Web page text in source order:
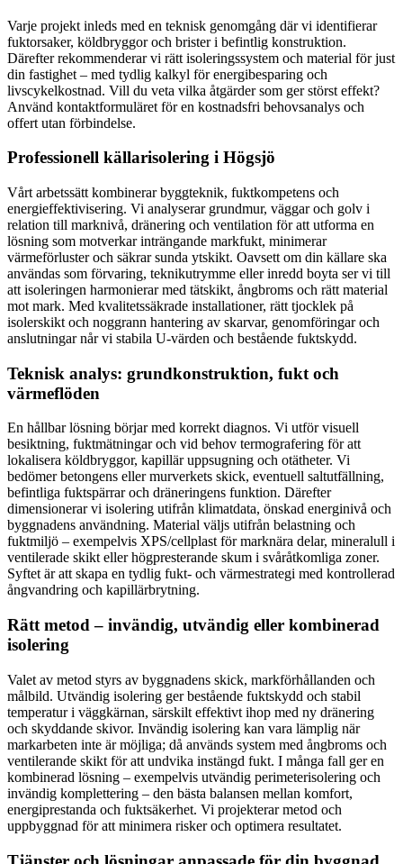
Varje projekt inleds med en teknisk genomgång där vi identifierar
fuktorsaker, köldbryggor och brister i befintlig konstruktion.
Därefter rekommenderar vi rätt isoleringssystem och material för just
din fastighet – med tydlig kalkyl för energibesparing och
livscykelkostnad. Vill du veta vilka åtgärder som ger störst effekt?
Använd kontaktformuläret för en kostnadsfri behovsanalys och
offert utan förbindelse.
Professionell källarisolering i Högsjö
Vårt arbetssätt kombinerar byggteknik, fuktkompetens och
energieffektivisering. Vi analyserar grundmur, väggar och golv i
relation till marknivå, dränering och ventilation för att utforma en
lösning som motverkar inträngande markfukt, minimerar
värmeförluster och säkrar sunda ytskikt. Oavsett om din källare ska
användas som förvaring, teknikutrymme eller inredd boyta ser vi till
att isoleringen harmonierar med tätskikt, ångbroms och rätt material
mot mark. Med kvalitetssäkrade installationer, rätt tjocklek på
isolerskikt och noggrann hantering av skarvar, genomföringar och
anslutningar når vi stabila U-värden och bestående fuktskydd.
Teknisk analys: grundkonstruktion, fukt och
värmeflöden
En hållbar lösning börjar med korrekt diagnos. Vi utför visuell
besiktning, fuktmätningar och vid behov termografering för att
lokalisera köldbryggor, kapillär uppsugning och otätheter. Vi
bedömer betongens eller murverkets skick, eventuell saltutfällning,
befintliga fuktspärrar och dräneringens funktion. Därefter
dimensionerar vi isolering utifrån klimatdata, önskad energinivå och
byggnadens användning. Material väljs utifrån belastning och
fuktmiljö – exempelvis XPS/cellplast för marknära delar, mineralull i
ventilerade skikt eller högpresterande skum i svåråtkomliga zoner.
Syftet är att skapa en tydlig fukt- och värmestrategi med kontrollerad
ångvandring och kapillärbrytning.
Rätt metod – invändig, utvändig eller kombinerad
isolering
Valet av metod styrs av byggnadens skick, markförhållanden och
målbild. Utvändig isolering ger bestående fuktskydd och stabil
temperatur i väggkärnan, särskilt effektivt ihop med ny dränering
och skyddande skivor. Invändig isolering kan vara lämplig när
markarbeten inte är möjliga; då används system med ångbroms och
ventilerande skikt för att undvika instängd fukt. I många fall ger en
kombinerad lösning – exempelvis utvändig perimeterisolering och
invändig komplettering – den bästa balansen mellan komfort,
energiprestanda och fuktsäkerhet. Vi projekterar metod och
uppbyggnad för att minimera risker och optimera resultatet.